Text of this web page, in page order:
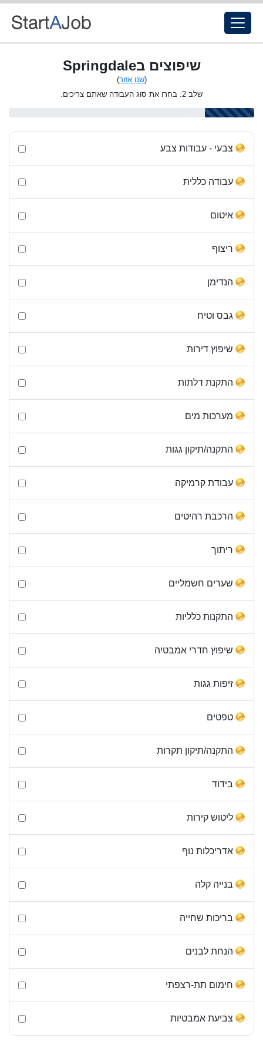
שיפוצים בSpringdale
(שנו אזור)
שלב 2: בחרו את סוג העבודה שאתם צריכים.
צבעי - עבודות צבע
עבודה כללית
איטום
ריצוף
הנדימן
גבס וטיח
שיפוץ דירות
התקנת דלתות
מערכות מים
התקנה/תיקון גגות
עבודת קרמיקה
הרכבת רהיטים
ריתוך
שערים חשמליים
התקנות כלליות
שיפוץ חדרי אמבטיה
זיפות גגות
טפטים
התקנה/תיקון תקרות
בידוד
ליטוש קירות
אדריכלות נוף
בנייה קלה
בריכות שחייה
הנחת לבנים
חימום תת-רצפתי
צביעת אמבטיות